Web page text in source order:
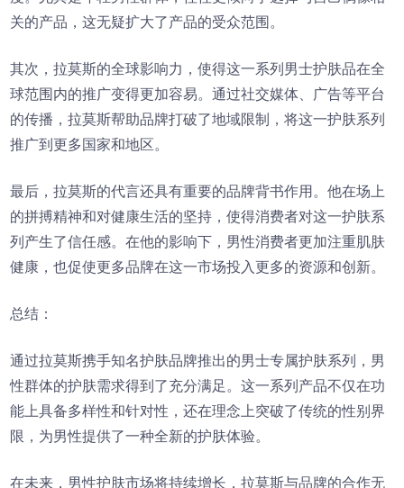
关的产品，这无疑扩大了产品的受众范围。
其次，拉莫斯的全球影响力，使得这一系列男士护肤品在全
球范围内的推广变得更加容易。通过社交媒体、广告等平台
的传播，拉莫斯帮助品牌打破了地域限制，将这一护肤系列
推广到更多国家和地区。
最后，拉莫斯的代言还具有重要的品牌背书作用。他在场上
的拼搏精神和对健康生活的坚持，使得消费者对这一护肤系
列产生了信任感。在他的影响下，男性消费者更加注重肌肤
健康，也促使更多品牌在这一市场投入更多的资源和创新。
总结：
通过拉莫斯携手知名护肤品牌推出的男士专属护肤系列，男
性群体的护肤需求得到了充分满足。这一系列产品不仅在功
能上具备多样性和针对性，还在理念上突破了传统的性别界
限，为男性提供了一种全新的护肤体验。
在未来，男性护肤市场将持续增长，拉莫斯与品牌的合作无